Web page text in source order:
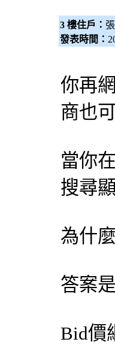
3 樓住戶：
發表時間：
你再
商也
當你
搜尋
為什
答案
Bid價